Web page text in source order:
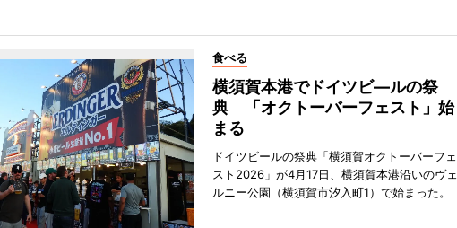
食べる
横須賀本港でドイツビ―ルの祭
典 「オクトーバーフェスト」始
まる
ドイツビールの祭典「横須賀オクトーバーフェ
スト2026」が4月17日、横須賀本港沿いのヴェ
ルニー公園（横須賀市汐入町1）で始まった。